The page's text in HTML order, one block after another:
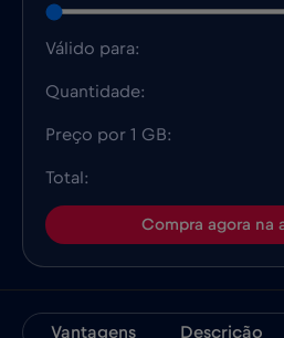
Válido para:
Quantidade:
Preço por 1 GB:
Total:
Compra agora na
Vantagens Descrição